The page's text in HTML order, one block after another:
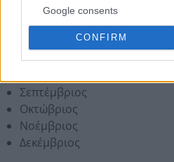
Google consents
CONFIRM
Μάρτιος
Απρίλιος
Ιούνιος
Σεπτέμβριος
Οκτώβριος
Νοέμβριος
Δεκέμβριος